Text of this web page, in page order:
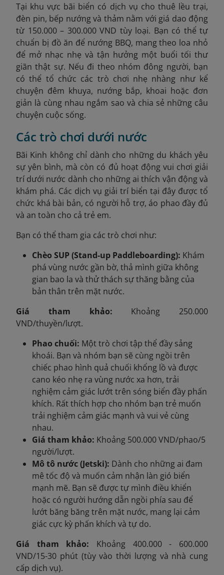
Tại khu vực bãi biển có dịch vụ cho thuê lều trại,
đèn pin, bếp nướng và thảm nằm với giá dao động
từ 150.000 – 300.000 VND tùy loại. Bạn có thể tự
chuẩn bị đồ ăn để nướng BBQ, mang theo loa nhỏ
để mở nhạc nhẹ và tận hưởng một buổi tối thư
giãn thật sự. Nếu đi theo nhóm đông người, bạn
có thể tổ chức các trò chơi nhẹ nhàng như kể
chuyện đêm khuya, nướng bắp, khoai hoặc đơn
giản là cùng nhau ngắm sao và chia sẻ những câu
chuyện cuộc sống.
Các trò chơi dưới nước
Bãi Kinh không chỉ dành cho những du khách yêu
sự yên bình, mà còn có đủ hoạt động vui chơi giải
trí dưới nước dành cho những ai thích vận động và
khám phá. Các dịch vụ giải trí biển tại đây được tổ
chức khá bài bản, có người hỗ trợ, áo phao đầy đủ
và an toàn cho cả trẻ em.
Bạn có thể tham gia các trò chơi như:
Chèo SUP (Stand-up Paddleboarding): Khám
phá vùng nước gần bờ, thả mình giữa không
gian bao la và thử thách sự thăng bằng của
bản thân trên mặt nước.
Giá tham khảo: Khoảng 250.000
VND/thuyền/lượt.
Phao chuối: Một trò chơi tập thể đầy sảng
khoái. Bạn và nhóm bạn sẽ cùng ngồi trên
chiếc phao hình quả chuối khổng lồ và được
cano kéo nhẹ ra vùng nước xa hơn, trải
nghiệm cảm giác lướt trên sóng biển đầy phấn
khích. Rất thích hợp cho nhóm bạn trẻ muốn
trải nghiệm cảm giác mạnh và vui vẻ cùng
nhau.
Giá tham khảo: Khoảng 500.000 VND/phao/5
người/lượt.
Mô tô nước (Jetski): Dành cho những ai đam
mê tốc độ và muốn cảm nhận làn gió biển
mạnh mẽ. Bạn sẽ được tự mình điều khiển
hoặc có người hướng dẫn ngồi phía sau để
lướt băng băng trên mặt nước, mang lại cảm
giác cực kỳ phấn khích và tự do.
Giá tham khảo: Khoảng 400.000 - 600.000
VND/15-30 phút (tùy vào thời lượng và nhà cung
cấp dịch vụ).